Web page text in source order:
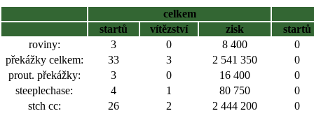
celkem
startů
vítězství zisk
startů
roviny:
3 0 8 400
0
překážky celkem:
33 3 2 541 350
0
prout. překážky:
3 0 16 400
0
steeplechase:
4 1 80 750
0
stch cc:
26 2 2 444 200 0